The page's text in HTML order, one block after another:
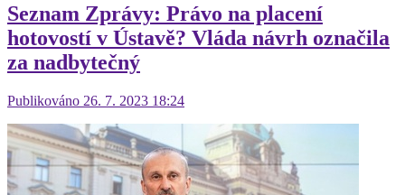
Seznam Zprávy: Právo na placení
hotovostí v Ústavě? Vláda návrh označila
za nadbytečný
Publikováno 26. 7. 2023 18:24